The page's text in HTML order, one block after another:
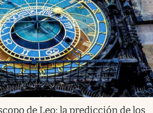
de Leo: la predicción de los